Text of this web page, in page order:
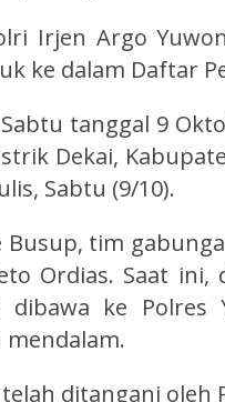
Irjen Argo
ke dalam Daftar
tanggal 9
Dekai,
Sabtu (9/10).
Busup, tim
Ordias. Saat
dibawa ke Polres
ditangani oleh